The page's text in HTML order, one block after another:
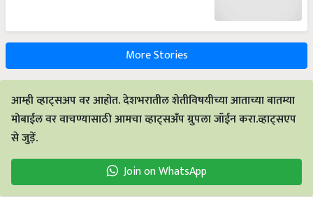
More Stories
आम्ही व्हाट्सअप वर आहोत. देशभरातील शेतीविषयीच्या आताच्या बातम्या
मोबाईल वर वाचण्यासाठी आमचा व्हाट्सअँप ग्रुपला जॉईन करा.व्हाट्सएप
से जुड़ें.
Join on WhatsApp